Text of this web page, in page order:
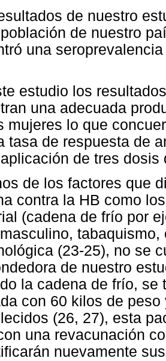
de nuestro
de nuestro
una
estudio los
una adecuada
mujeres lo que
tasa de respuesta de
de tres dosis
de los factores que
contra la HB como
(cadena de frío por
(23-25), no se
de nuestro
la cadena de frío, se
con 60 kilos de
(26, 27), esta
una revacunación
nuevamente